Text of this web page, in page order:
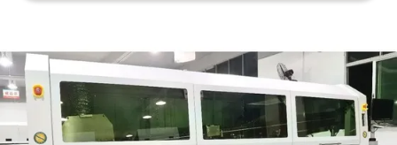
PLAN
DU
SITE